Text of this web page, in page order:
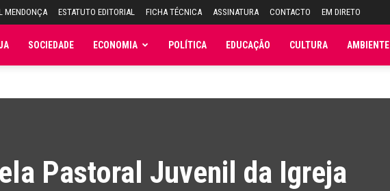
MENDONÇA ESTATUTO EDITORIAL FICHA TÉCNICA ASSINATURA CONTACTO EM DIRETO
SOCIEDADE ECONOMIA POLÍTICA EDUCAÇÃO CULTURA AMBIENTE
Pastoral Juvenil da Igreja